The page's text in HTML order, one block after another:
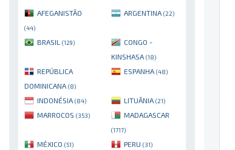
AFEGANISTÃO
(44)
ARGENTINA (22)
BRASIL (129)
CONGO -
KINSHASA (18)
REPÚBLICA
DOMINICANA (8)
ESPANHA (48)
INDONÉSIA (84) LITUÂNIA (21)
MARROCOS (353) MADAGASCAR
(1717)
MÉXICO (51) PERU (31)